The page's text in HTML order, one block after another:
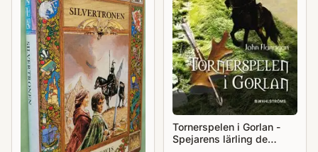
Tornerspelen i Gorlan -
Spejarens lärling de